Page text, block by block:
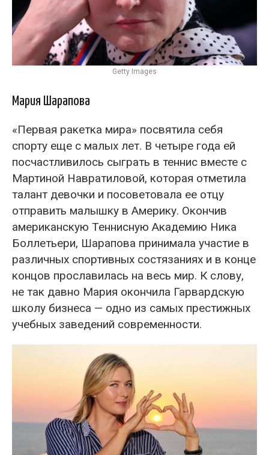
Getty Images
Мария Шарапова
«Первая ракетка мира» посвятила себя
спорту еще с малых лет. В четыре года ей
посчастливилось сыграть в теннис вместе с
Мартиной Навратиловой, которая отметила
талант девочки и посоветовала ее отцу
отправить малышку в Америку. Окончив
американскую Теннисную Академию Ника
Боллетьери, Шарапова принимала участие в
различных спортивных состязаниях и в конце
концов прославилась на весь мир. К слову,
не так давно Мария окончила Гарвардскую
школу бизнеса — одно из самых престижных
учебных заведений современности.